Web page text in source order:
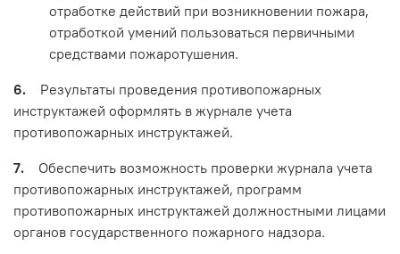
отработке действий при возникновении пожара,
отработкой умений пользоваться первичными
средствами пожаротушения.
6. Результаты проведения противопожарных
инструктажей оформлять в журнале учета
противопожарных инструктажей.
7. Обеспечить возможность проверки журнала учета
противопожарных инструктажей, программ
противопожарных инструктажей должностными лицами
органов государственного пожарного надзора.